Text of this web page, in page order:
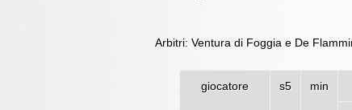
Arbitri: Ventura di Foggia e De
giocatore s5 min